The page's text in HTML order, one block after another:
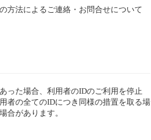
方法によるご連絡・お問合せについて
った場合、利用者のIDのご利用を停止
者の全てのIDにつき同様の措置を取る場
合があります。